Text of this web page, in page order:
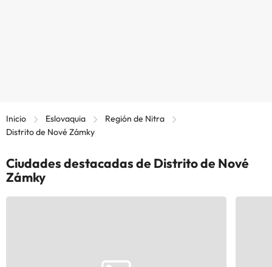
Inicio Eslovaquia
Región de Nitra
Distrito de Nové Zámky
Ciudades destacadas de Distrito de Nové
Zámky